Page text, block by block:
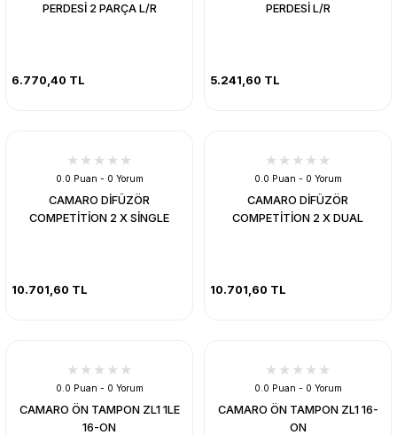
PERDESİ 2 PARÇA L/R
6.770,40 TL
PERDESİ L/R
5.241,60 TL
0.0 Puan - 0 Yorum
CAMARO DİFÜZÖR
COMPETİTİON 2 X SİNGLE
10.701,60 TL
0.0 Puan - 0 Yorum
CAMARO DİFÜZÖR
COMPETİTİON 2 X DUAL
10.701,60 TL
0.0 Puan - 0 Yorum
CAMARO ÖN TAMPON ZL1 1LE
16-ON
0.0 Puan - 0 Yorum
CAMARO ÖN TAMPON ZL1 16-
ON